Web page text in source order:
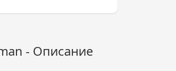
- Описание